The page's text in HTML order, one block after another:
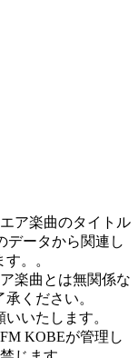
ア楽曲のタイトル
データから関連し
。。
楽曲とは無関係な
ください。
いたします。
KOBEが管理し